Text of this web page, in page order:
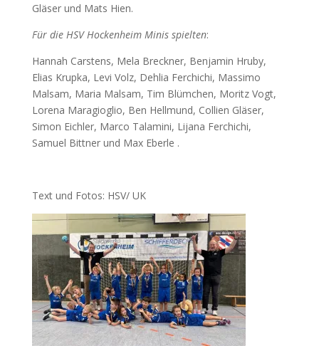
Gläser und Mats Hien.
Für die HSV Hockenheim Minis spielten:
Hannah Carstens, Mela Breckner, Benjamin Hruby,
Elias Krupka, Levi Volz, Dehlia Ferchichi, Massimo
Malsam, Maria Malsam, Tim Blümchen, Moritz Vogt,
Lorena Maragioglio, Ben Hellmund, Collien Gläser,
Simon Eichler, Marco Talamini, Lijana Ferchichi,
Samuel Bittner und Max Eberle .
Text und Fotos: HSV/ UK